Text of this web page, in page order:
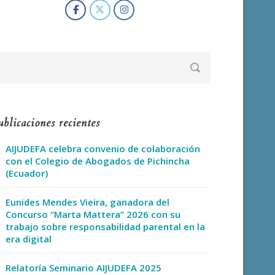
recientes
AIJUDEFA celebra convenio de colaboración
con el Colegio de Abogados de Pichincha
(Ecuador)
Eunides Mendes Vieira, ganadora del
Concurso “Marta Mattera” 2026 con su
trabajo sobre responsabilidad parental en la
era digital
Relatoría Seminario AIJUDEFA 2025